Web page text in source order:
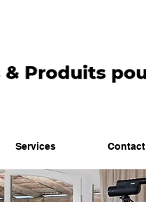
Services Contact